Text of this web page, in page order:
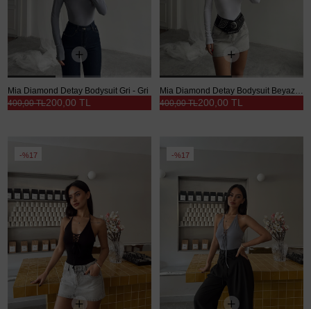
Mia Diamond Detay Bodysuit Gri - Gri
200,00 TL
400,00 TL
Mia Diamond Detay Bodysuit Beyaz - Beyaz
200,00 TL
400,00 TL
%17 %17